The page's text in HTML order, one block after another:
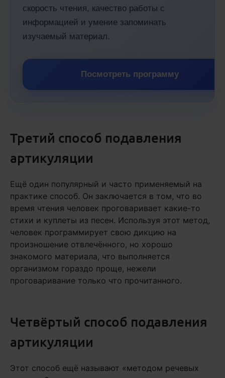
скорость чтения, качество работы с
информацией и умение запоминать
изучаемый материал.
Посмотреть программу
Третий способ подавления
артикуляции
Ещё один популярный и часто применяемый на
практике способ. Он заключается в том, что во
время чтения человек проговаривает какие-то
стихи и куплеты из песен. Используя этот метод,
человек программирует свою дикцию на
произношение отвлечённого, но хорошо
знакомого материала, что выполняется
организмом гораздо проще, нежели
проговаривание только что прочитанного.
Четвёртый способ подавления
артикуляции
Этот способ ещё называют «методом речевых